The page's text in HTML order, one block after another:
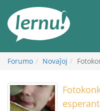
enhavo
Forumo Novaĵoj